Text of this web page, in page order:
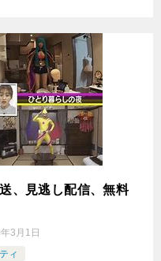
、見逃し配信、無料
3月1日
ィ